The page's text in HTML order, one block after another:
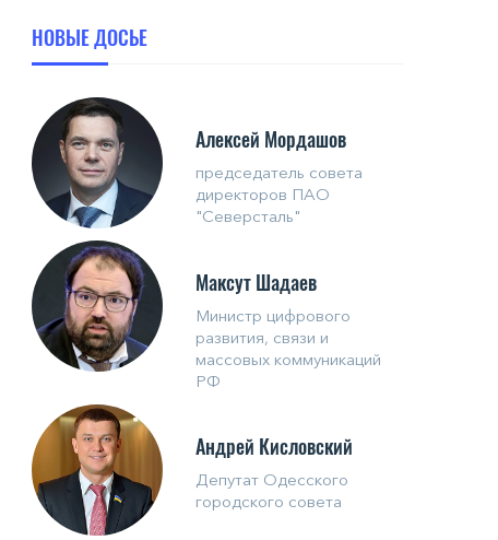
НОВЫЕ ДОСЬЕ
Алексей Мордашов
председатель совета
директоров ПАО
"Северсталь"
Максут Шадаев
Министр цифрового
развития, связи и
массовых коммуникаций
РФ
Андрей Кисловский
Депутат Одесского
городского совета